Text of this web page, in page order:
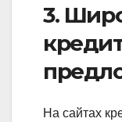
3.
На сайтах